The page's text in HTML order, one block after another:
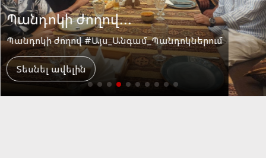
Պանդոկի ժողով...
Պանդոկի ժողով #Այս_Անգամ_Պանդոկներում
Տեսնել ավելին